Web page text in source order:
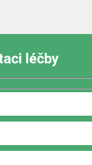
léčby